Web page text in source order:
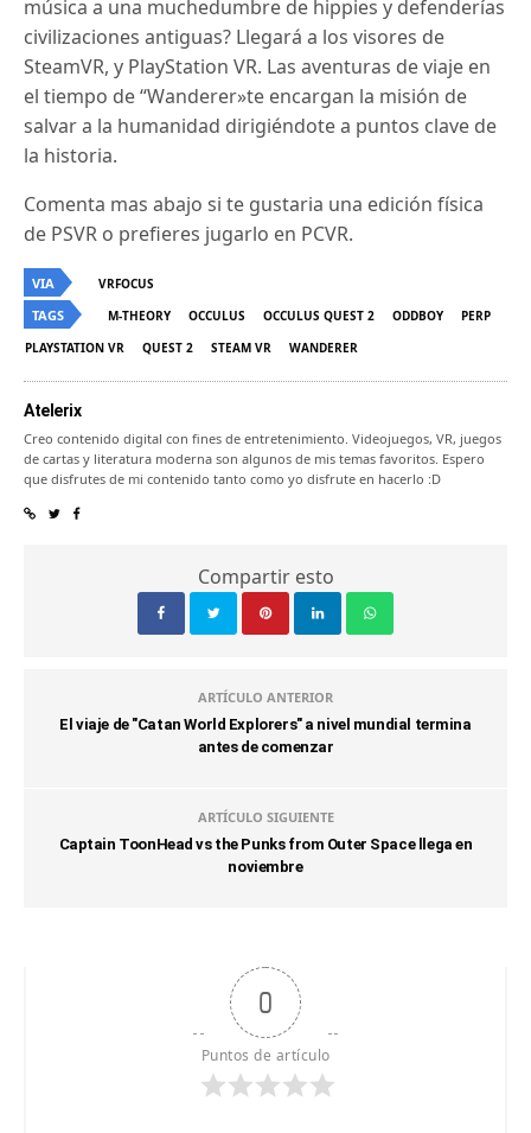
música a una muchedumbre de hippies y defenderías
civilizaciones antiguas? Llegará a los visores de
SteamVR, y PlayStation VR. Las aventuras de viaje en
el tiempo de “Wanderer»te encargan la misión de
salvar a la humanidad dirigiéndote a puntos clave de
la historia.
Comenta mas abajo si te gustaria una edición física
de PSVR o prefieres jugarlo en PCVR.
VIA VRFOCUS
TAGS M-THEORY OCCULUS OCCULUS QUEST 2 ODDBOY
PERP
PLAYSTATION VR
QUEST 2 STEAM VR WANDERER
Atelerix
Creo contenido digital con fines de entretenimiento. Videojuegos, VR, juegos
de cartas y literatura moderna son algunos de mis temas favoritos. Espero
que disfrutes de mi contenido tanto como yo disfrute en hacerlo :D
Compartir esto
ARTÍCULO ANTERIOR
El viaje de "Catan World Explorers" a nivel mundial termina
antes de comenzar
ARTÍCULO SIGUIENTE
Captain ToonHead vs the Punks from Outer Space llega en
noviembre
0
Puntos de artículo